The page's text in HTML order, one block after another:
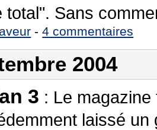
total". Sans
-4 commentaires
2004
3 : Le
laissé